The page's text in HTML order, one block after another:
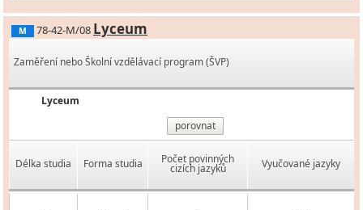
M 78-42-M/08 Lyceum
Zaměření nebo Školní vzdělávací program (ŠVP)
Lyceum
porovnat
Délka studia Forma studia Počet povinných
cizích jazyků Vyučované jazyky